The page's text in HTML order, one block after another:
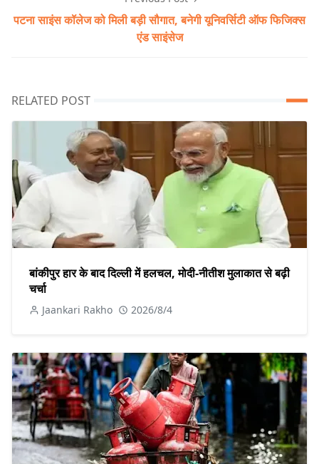
पटना साइंस कॉलेज को मिली बड़ी सौगात, बनेगी यूनिवर्सिटी ऑफ फिजिक्स
एंड साइंसेज
RELATED POST
बांकीपुर हार के बाद दिल्ली में हलचल, मोदी-नीतीश मुलाकात से बढ़ी
चर्चा
Jaankari Rakho 2026/8/4